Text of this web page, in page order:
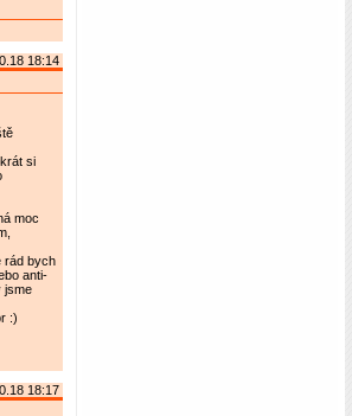
18:14
si
moc
rád bych
anti-
jsme
:)
18:17